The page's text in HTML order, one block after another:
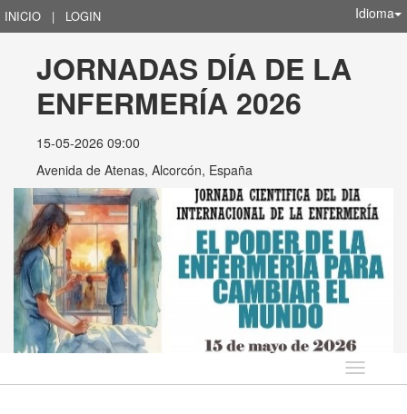
INICIO | LOGIN Idioma
JORNADAS DÍA DE LA
ENFERMERÍA 2026
15-05-2026 09:00
Avenida de Atenas, Alcorcón, España
Idioma